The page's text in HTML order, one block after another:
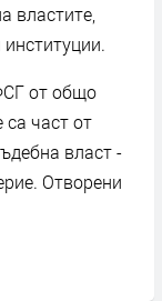
властите,
от общо
са част от
власт -
Отворени